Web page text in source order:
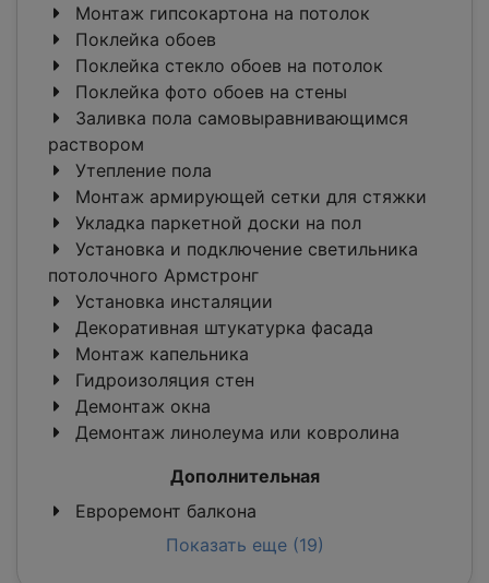
Монтаж гипсокартона на потолок
Поклейка обоев
Поклейка стекло обоев на потолок
Поклейка фото обоев на стены
Заливка пола самовыравнивающимся
раствором
Утепление пола
Монтаж армирующей сетки для стяжки
Укладка паркетной доски на пол
Установка и подключение светильника
потолочного Армстронг
Установка инсталяции
Декоративная штукатурка фасада
Монтаж капельника
Гидроизоляция стен
Демонтаж окна
Демонтаж линолеума или ковролина
Дополнительная
Евроремонт балкона
Показать еще (19)